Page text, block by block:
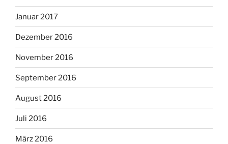
Januar 2017
Dezember 2016
November 2016
September 2016
August 2016
Juli 2016
März 2016